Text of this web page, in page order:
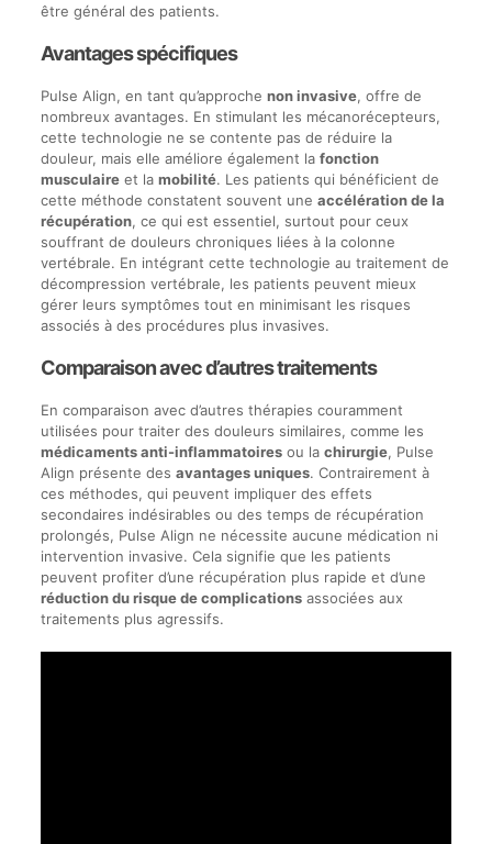
être général des patients.
Avantages spécifiques
Pulse Align, en tant qu’approche non invasive, offre de
nombreux avantages. En stimulant les mécanorécepteurs,
cette technologie ne se contente pas de réduire la
douleur, mais elle améliore également la fonction
musculaireet la mobilité. Les patients qui bénéficient de
cette méthode constatent souvent une accélération de la
récupération, ce qui est essentiel, surtout pour ceux
souffrant de douleurs chroniques liées à la colonne
vertébrale. En intégrant cette technologie au traitement de
décompression vertébrale, les patients peuvent mieux
gérer leurs symptômes tout en minimisant les risques
associés à des procédures plus invasives.
Comparaison avec d’autres traitements
En comparaison avec d’autres thérapies couramment
utilisées pour traiter des douleurs similaires, comme les
médicaments anti-inflammatoiresou la chirurgie, Pulse
Align présente des avantages uniques. Contrairement à
ces méthodes, qui peuvent impliquer des effets
secondaires indésirables ou des temps de récupération
prolongés, Pulse Align ne nécessite aucune médication ni
intervention invasive. Cela signifie que les patients
peuvent profiter d’une récupération plus rapide et d’une
réduction du risque de complicationsassociées aux
traitements plus agressifs.